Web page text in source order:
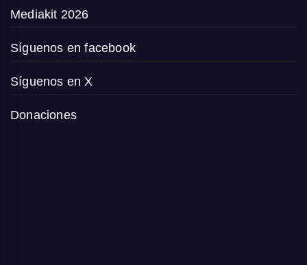
Mediakit 2026
Síguenos en facebook
Síguenos en X
Donaciones